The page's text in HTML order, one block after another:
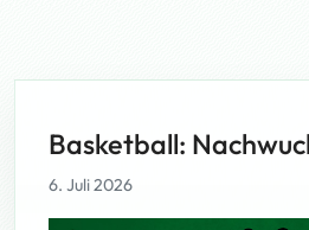
Basketball:
6. Juli 2026